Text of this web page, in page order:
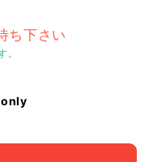
ち下さい
。